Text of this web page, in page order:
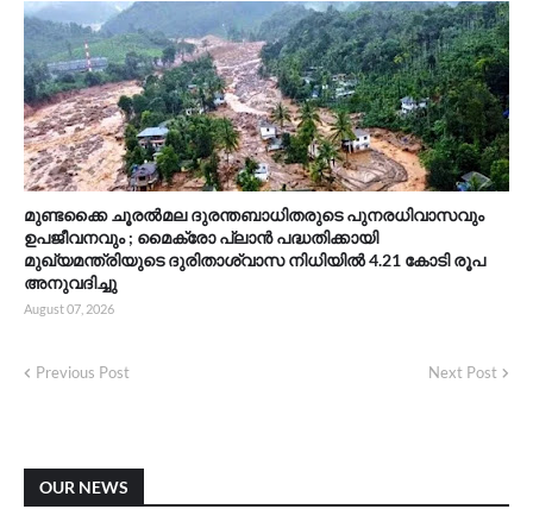
മുണ്ടക്കൈ ചൂരൽമല ദുരന്തബാധിതരുടെ പുനരധിവാസവും
ഉപജീവനവും ; മൈക്രോ പ്ലാൻ പദ്ധതിക്കായി
മുഖ്യമന്ത്രിയുടെ ദുരിതാശ്വാസ നിധിയിൽ 4.21 കോടി രൂപ
അനുവദിച്ചു
August 07, 2026
Previous Post Next Post
OUR NEWS